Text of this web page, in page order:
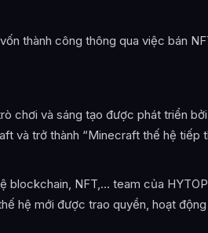
thành công thông qua việc bán
chơi và sáng tạo được phát triển
và trở thành “Minecraft thế hệ tiếp
blockchain, NFT,… team của
hệ mới được trao quyền, hoạt